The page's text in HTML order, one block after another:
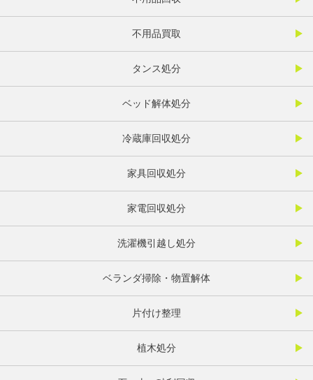
不用品買取
タンス処分
ベッド解体処分
冷蔵庫回収処分
家具回収処分
家電回収処分
洗濯機引越し処分
ベランダ掃除・物置解体
片付け整理
植木処分